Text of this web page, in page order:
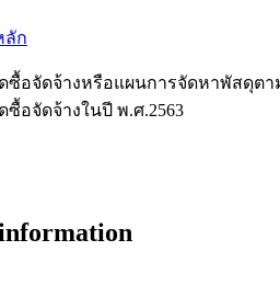
ลัก
ซื้อจัดจ้างหรือแผนการจัดหาพัสดุต
ซื้อจัดจ้างในปี พ.ศ.2563